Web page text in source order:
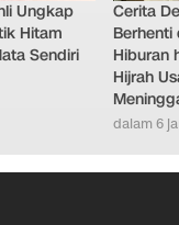
Ungkap
Hitam
Sendiri
Cerita
Berhenti
Hiburan
Hijrah
dalam 6